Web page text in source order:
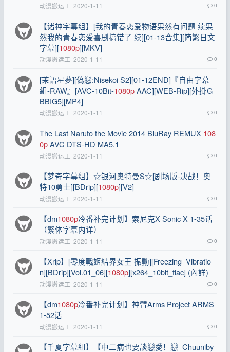
动漫搬运工 2020-1-11 0
【诸神字幕组】[我的青春恋爱物语果然有问题 续果
然我的青春恋爱喜剧搞错了 续][01-13合集][简繁日文
字幕][1080p][MKV]
动漫搬运工 2020-1-11 0
[茉語星夢][偽戀:Nisekoi S2][01-12END]『自由字幕
組-RAW』[AVC-10Bit-1080pAAC][WEB-Rip][外掛G
BBIG5][MP4]
动漫搬运工 2020-1-11 0
The Last Naruto the Movie 2014 BluRay REMUX 108
0pAVC DTS-HD MA5.1
动漫搬运工 2020-1-11 0
【梦奇字幕组】☆银河奥特曼S☆[剧场版-决战！奥
特10勇士][BDrip][1080p][V2]
动漫搬运工 2020-1-11 0
【dm1080p冷番补完计划】索尼克X Sonic X 1-35话
（繁体字幕内详）
动漫搬运工 2020-1-11 0
【Xrip】[零度戰姬結界女王 振動][Freezing_Vibratio
n][BDrip][Vol.01_06][1080p][x264_10bit_flac] (內詳)
动漫搬运工 2020-1-11 0
【dm1080p冷番补完计划】神臂Arms Project ARMS
1-52话
动漫搬运工 2020-1-11 0
【千夏字幕組】【中二病也要談戀愛！戀_Chuuniby